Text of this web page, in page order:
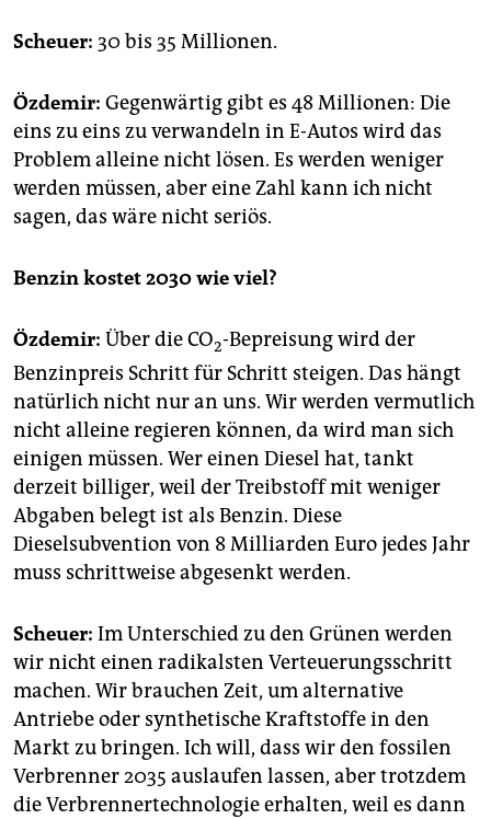
Scheuer: 30 bis 35 Millionen.
Özdemir: Gegenwärtig gibt es 48 Mil­lio­nen: Die
eins zu eins zu verwandeln in E-Autos wird das
Problem alleine nicht lösen. Es werden weniger
werden müssen, aber eine Zahl kann ich nicht
sagen, das wäre nicht seriös.
Benzin kostet 2030 wie viel?
Özdemir: Über die CO2-Bepreisung wird der
Benzinpreis Schritt für Schritt steigen. Das hängt
natürlich nicht nur an uns. Wir werden vermutlich
nicht alleine regieren können, da wird man sich
einigen müssen. Wer einen Diesel hat, tankt
derzeit billiger, weil der Treibstoff mit weniger
Abgaben belegt ist als Benzin. Diese
Dieselsubvention von 8 Milliarden Euro jedes Jahr
muss schrittweise abgesenkt werden.
Scheuer: Im Unterschied zu den Grünen werden
wir nicht einen radikalsten Verteuerungsschritt
machen. Wir brauchen Zeit, um alternative
Antriebe oder synthetische Kraftstoffe in den
Markt zu bringen. Ich will, dass wir den fossilen
Verbrenner 2035 auslaufen lassen, aber trotzdem
die Verbrennertechnologie erhalten, weil es dann